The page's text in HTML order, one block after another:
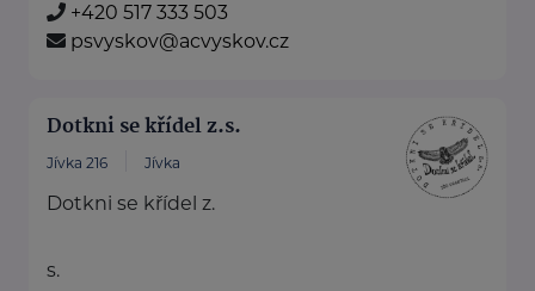
+420 517 333 503
psvyskov@acvyskov.cz
Dotkni se křídel z.s.
Jívka 216 Jívka
Dotkni se křídel z.
s.